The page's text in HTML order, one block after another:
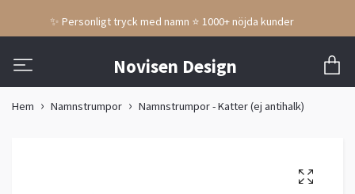
✨ Personligt tryck med namn ⭐ 1000+ nöjda kunder
Novisen Design
Hem Namnstrumpor Namnstrumpor - Katter (ej antihalk)